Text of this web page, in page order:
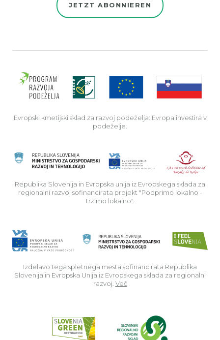
JETZT ABONNIEREN
Evropski kmetijski sklad za razvoj podeželja: Evropa investira v
podeželje.
Republika Slovenija in Evropska unija iz Evropskega sklada za
regionalni razvoj sofinancirata projekt "Podprimo lokalno -
tržimo lokalno".
Izdelavo tega spletnega mesta sofinancirata Republika
Slovenija in Evropska Unija iz Evropskega sklada za regionalni
razvoj. Več